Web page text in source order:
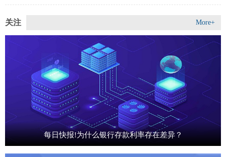
关注 More+
每日快报!为什么银行存款利率存在差异？